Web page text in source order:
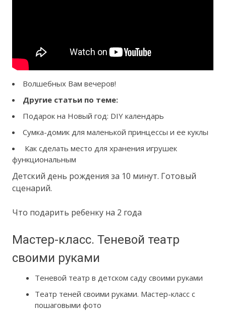
Волшебных Вам вечеров!
Другие статьи по теме:
Подарок на Новый год: DIY календарь
Сумка-домик для маленькой принцессы и ее куклы
Как сделать место для хранения игрушек
функциональным
Детский день рождения за 10 минут. Готовый
сценарий.
Что подарить ребенку на 2 года
Мастер-класс. Теневой театр
своими руками
Теневой театр в детском саду своими руками
Театр теней своими руками. Мастер-класс с
пошаговыми фото